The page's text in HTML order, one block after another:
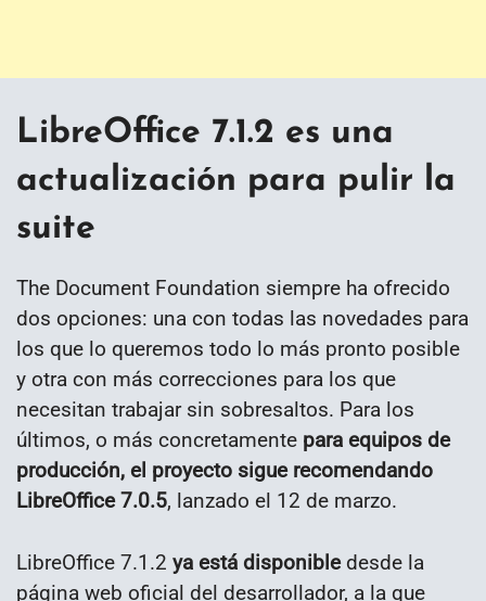
LibreOffice 7.1.2 es una
actualización para pulir la
suite
The Document Foundation siempre ha ofrecido
dos opciones: una con todas las novedades para
los que lo queremos todo lo más pronto posible
y otra con más correcciones para los que
necesitan trabajar sin sobresaltos. Para los
últimos, o más concretamente para equipos de
producción, el proyecto sigue recomendando
LibreOffice 7.0.5, lanzado el 12 de marzo.
LibreOffice 7.1.2 ya está disponibledesde la
página web oficial del desarrollador, a la que